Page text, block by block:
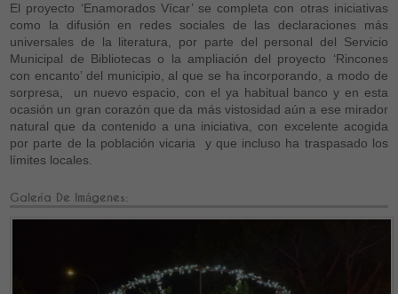
El proyecto ‘Enamorados Vícar’ se completa con otras iniciativas
como la difusión en redes sociales de las declaraciones más
universales de la literatura, por parte del personal del Servicio
Municipal de Bibliotecas o la ampliación del proyecto ‘Rincones
con encanto’ del municipio, al que se ha incorporando, a modo de
sorpresa, un nuevo espacio, con el ya habitual banco y en esta
ocasión un gran corazón que da más vistosidad aún a ese mirador
natural que da contenido a una iniciativa, con excelente acogida
por parte de la población vicaria y que incluso ha traspasado los
límites locales.
Galería De Imágenes: